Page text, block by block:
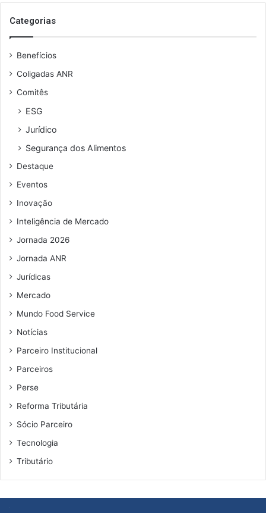
Categorias
Benefícios
Coligadas ANR
Comitês
ESG
Jurídico
Segurança dos Alimentos
Destaque
Eventos
Inovação
Inteligência de Mercado
Jornada 2026
Jornada ANR
Jurídicas
Mercado
Mundo Food Service
Notícias
Parceiro Institucional
Parceiros
Perse
Reforma Tributária
Sócio Parceiro
Tecnologia
Tributário